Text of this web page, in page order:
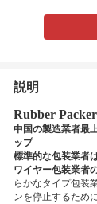
説明
Rubber
中国の製造業者最
ップ
標準的な包装業者
ワイヤー包装業者
らかなタイプ包装
ンを停止するため